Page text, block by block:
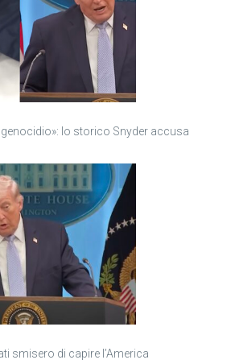
genocidio»: lo storico Snyder accusa
smisero di capire l’America